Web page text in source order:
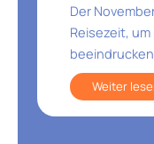
Der
Reisezeit,
Weiter